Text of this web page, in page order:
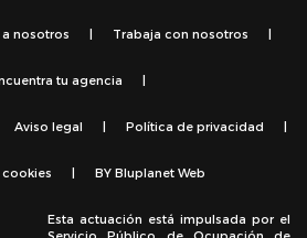
a nosotros Trabaja con nosotros
tu agencia
Aviso legal Política de privacidad
BY Bluplanet Web
Esta actuación está impulsada por el